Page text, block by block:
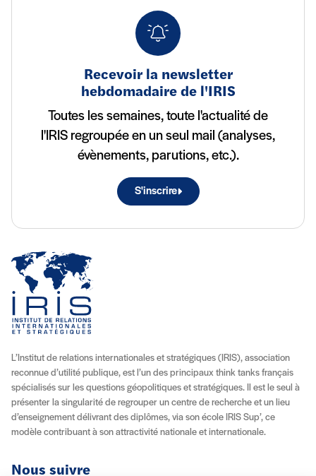
Recevoir la newsletter
hebdomadaire de l'IRIS
Toutes les semaines, toute l'actualité de
l'IRIS regroupée en un seul mail (analyses,
évènements, parutions, etc.).
S'inscrire
L’Institut de relations internationales et stratégiques (IRIS), association
reconnue d’utilité publique, est l’un des principaux think tanks français
spécialisés sur les questions géopolitiques et stratégiques. Il est le seul à
présenter la singularité de regrouper un centre de recherche et un lieu
d’enseignement délivrant des diplômes, via son école IRIS Sup’, ce
modèle contribuant à son attractivité nationale et internationale.
Nous suivre